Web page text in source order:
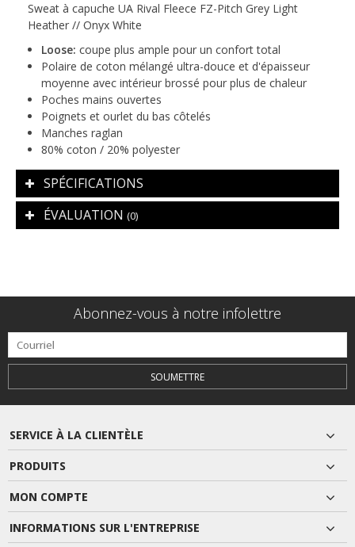
Sweat à capuche UA Rival Fleece FZ-Pitch Grey Light
Heather // Onyx White
Loose: coupe plus ample pour un confort total
Polaire de coton mélangé ultra-douce et d'épaisseur
moyenne avec intérieur brossé pour plus de chaleur
Poches mains ouvertes
Poignets et ourlet du bas côtelés
Manches raglan
80% coton / 20% polyester
SPÉCIFICATIONS
ÉVALUATION (0)
Abonnez-vous à notre infolettre
SOUMETTRE
SERVICE À LA CLIENTÈLE
PRODUITS
MON COMPTE
INFORMATIONS SUR L'ENTREPRISE